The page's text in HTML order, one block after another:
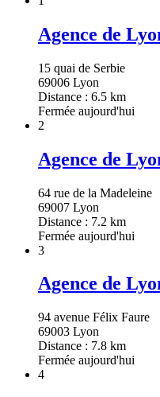
Agence de
15 quai de Serbie
69006 Lyon
Distance : 6.5 km
Fermée aujourd'hui
2
Agence de
64 rue de la Madeleine
69007 Lyon
Distance : 7.2 km
Fermée aujourd'hui
3
Agence de
94 avenue Félix Faure
69003 Lyon
Distance : 7.8 km
Fermée aujourd'hui
4